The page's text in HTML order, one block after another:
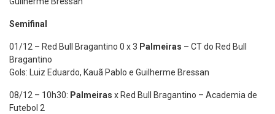
Semifinal
01/12 – Red Bull Bragantino 0 x 3 Palmeiras – CT do Red Bull
Bragantino
Gols: Luiz Eduardo, Kauã Pablo e Guilherme Bressan
08/12 – 10h30: Palmeiras x Red Bull Bragantino – Academia de
Futebol 2